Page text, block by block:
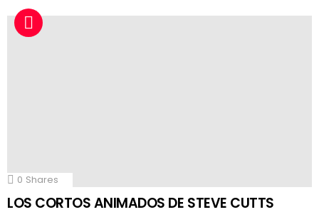
0 Shares
LOS CORTOS ANIMADOS DE STEVE CUTTS